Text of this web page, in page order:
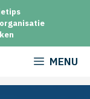
MENU